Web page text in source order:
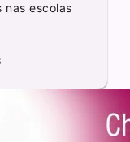
nas escolas